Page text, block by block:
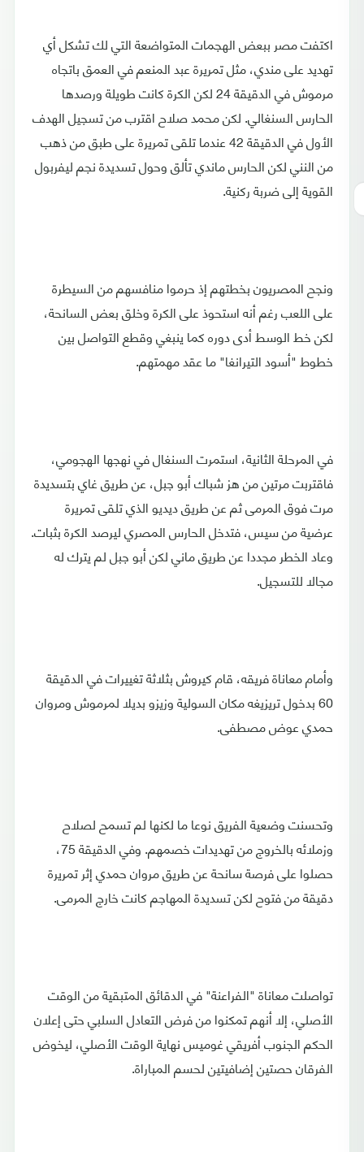
اكتفت مصر ببعض الهجمات المتواضعة التي لك تشكل أي
تهديد على مندي، مثل تمريرة عبد المنعم في العمق باتجاه
مرموش في الدقيقة 24 لكن الكرة كانت طويلة ورصدها
الحارس السنغالي. لكن محمد صلاح اقترب من تسجيل الهدف
الأول في الدقيقة 42 عندما تلقى تمريرة على طبق من ذهب
من النني لكن الحارس ماندي تألق وحول تسديدة نجم ليفربول
القوية إلى ضربة ركنية.
ونجح المصريون بخطتهم إذ حرموا منافسهم من السيطرة
على اللعب رغم أنه استحوذ على الكرة وخلق بعض السانحة،
لكن خط الوسط أدى دوره كما ينبغي وقطع التواصل بين
خطوط "أسود التيرانغا" ما عقد مهمتهم.
في المرحلة الثانية، استمرت السنغال في نهجها الهجومي،
فاقتربت مرتين من هز شباك أبو جبل، عن طريق غاي بتسديدة
مرت فوق المرمى ثم عن طريق ديديو الذي تلقى تمريرة
عرضية من سيس، فتدخل الحارس المصري ليرصد الكرة بثبات.
وعاد الخطر مجددا عن طريق ماني لكن أبو جبل لم يترك له
مجالا للتسجيل.
وأمام معاناة فريقه، قام كيروش بثلاثة تغييرات في الدقيقة
60 بدخول تريزيغه مكان السولية وزيزو بديلا لمرموش ومروان
حمدي عوض مصطفى.
وتحسنت وضعية الفريق نوعا ما لكنها لم تسمح لصلاح
وزملائه بالخروج من تهديدات خصمهم. وفي الدقيقة 75،
حصلوا على فرصة سانحة عن طريق مروان حمدي إثر تمريرة
دقيقة من فتوح لكن تسديدة المهاجم كانت خارج المرمى.
تواصلت معاناة "الفراعنة" في الدقائق المتبقية من الوقت
الأصلي، إلا أنهم تمكنوا من فرض التعادل السلبي حتى إعلان
الحكم الجنوب أفريقي غوميس نهاية الوقت الأصلي، ليخوض
الفرقان حصتين إضافيتين لحسم المباراة.